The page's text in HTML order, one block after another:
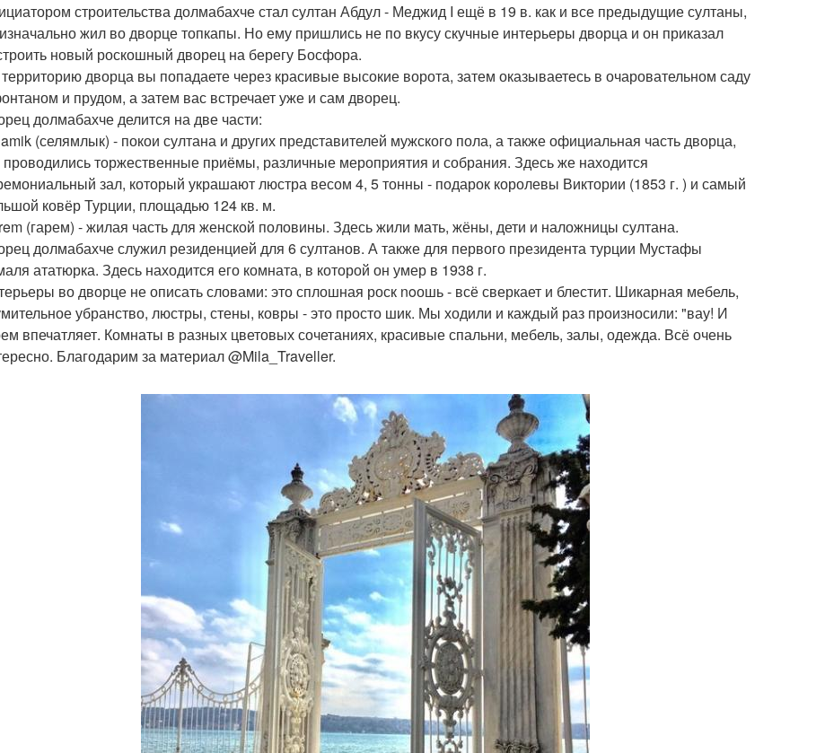
строительства долмабахче стал султан Абдул - Меджид I ещё в 19 в. как и все предыдущие султаны,
жил во дворце топкапы. Но ему пришлись не по вкусу скучные интерьеры дворца и он приказал
новый роскошный дворец на берегу Босфора.
дворца вы попадаете через красивые высокие ворота, затем оказываетесь в очаровательном саду
и прудом, а затем вас встречает уже и сам дворец.
долмабахче делится на две части:
(селямлык) - покои султана и других представителей мужского пола, а также официальная часть дворца,
проводились торжественные приёмы, различные мероприятия и собрания. Здесь же находится
зал, который украшают люстра весом 4, 5 тонны - подарок королевы Виктории (1853 г. ) и самый
ковёр Турции, площадью 124 кв. м.
(гарем) - жилая часть для женской половины. Здесь жили мать, жёны, дети и наложницы султана.
долмабахче служил резиденцией для 6 султанов. А также для первого президента турции Мустафы
ататюрка. Здесь находится его комната, в которой он умер в 1938 г.
во дворце не описать словами: это сплошная роск noошь - всё сверкает и блестит. Шикарная мебель,
убранство, люстры, стены, ковры - это просто шик. Мы ходили и каждый раз произносили: "вау! И
впечатляет. Комнаты в разных цветовых сочетаниях, красивые спальни, мебель, залы, одежда. Всё очень
Благодарим за материал @Mila_Traveller.